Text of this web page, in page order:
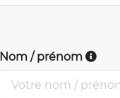
Nom / prénom